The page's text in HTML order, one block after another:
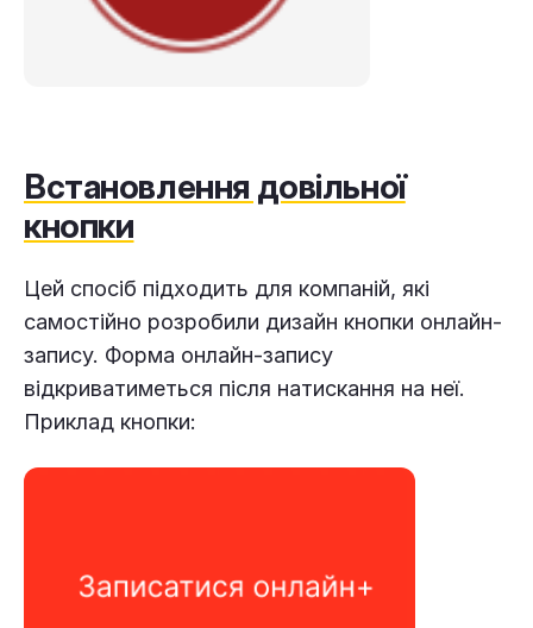
Встановлення довільної
кнопки
Цей спосіб підходить для компаній, які
самостійно розробили дизайн кнопки онлайн-
запису. Форма онлайн-запису
відкриватиметься після натискання на неї.
Приклад кнопки: